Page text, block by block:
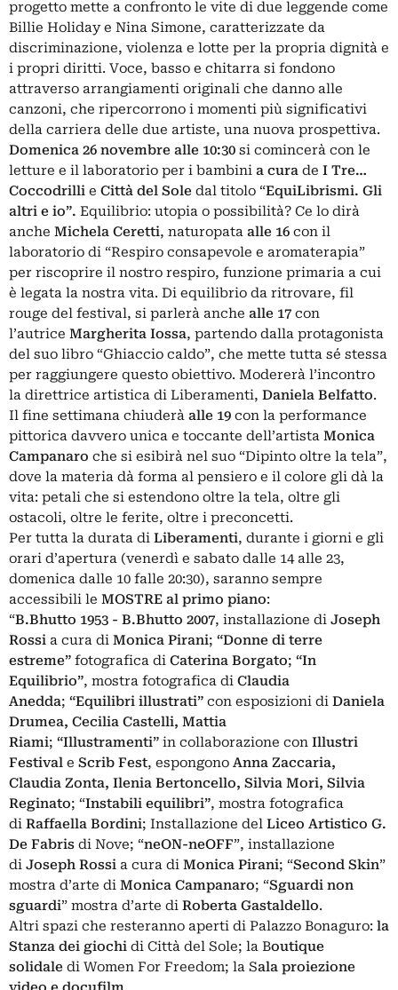
progetto mette a confronto le vite di due leggende come
Billie Holiday e Nina Simone, caratterizzate da
discriminazione, violenza e lotte per la propria dignità e
i propri diritti. Voce, basso e chitarra si fondono
attraverso arrangiamenti originali che danno alle
canzoni, che ripercorrono i momenti più significativi
della carriera delle due artiste, una nuova prospettiva.
Domenica 26 novembre alle 10:30 si comincerà con le
letture e il laboratorio per i bambini a cura de I Tre…
Coccodrilli e Città del Sole dal titolo “EquiLibrismi. Gli
altri e io”. Equilibrio: utopia o possibilità? Ce lo dirà
anche Michela Ceretti, naturopata alle 16 con il
laboratorio di “Respiro consapevole e aromaterapia”
per riscoprire il nostro respiro, funzione primaria a cui
è legata la nostra vita. Di equilibrio da ritrovare, fil
rouge del festival, si parlerà anche alle 17 con
l’autrice Margherita Iossa, partendo dalla protagonista
del suo libro “Ghiaccio caldo”, che mette tutta sé stessa
per raggiungere questo obiettivo. Modererà l’incontro
la direttrice artistica di Liberamenti, Daniela Belfatto.
Il fine settimana chiuderà alle 19 con la performance
pittorica davvero unica e toccante dell’artista Monica
Campanaro che si esibirà nel suo “Dipinto oltre la tela”,
dove la materia dà forma al pensiero e il colore gli dà la
vita: petali che si estendono oltre la tela, oltre gli
ostacoli, oltre le ferite, oltre i preconcetti.
Per tutta la durata di Liberamenti, durante i giorni e gli
orari d’apertura (venerdì e sabato dalle 14 alle 23,
domenica dalle 10 falle 20:30), saranno sempre
accessibili le MOSTRE al primo piano:
“B.Bhutto 1953 - B.Bhutto 2007, installazione di Joseph
Rossi a cura di Monica Pirani; “Donne di terre
estreme” fotografica di Caterina Borgato; “In
Equilibrio”, mostra fotografica di Claudia
Anedda; “Equilibri illustrati” con esposizioni di Daniela
Drumea, Cecilia Castelli, Mattia
Riami; “Illustramenti” in collaborazione con Illustri
Festival e Scrib Fest, espongono Anna Zaccaria,
Claudia Zonta, Ilenia Bertoncello, Silvia Mori, Silvia
Reginato; “Instabili equilibri”, mostra fotografica
di Raffaella Bordini; Installazione del Liceo Artistico G.
De Fabris di Nove; “neON-neOFF”, installazione
di Joseph Rossi a cura di Monica Pirani; “Second Skin”
mostra d’arte di Monica Campanaro; “Sguardi non
sguardi” mostra d’arte di Roberta Gastaldello.
Altri spazi che resteranno aperti di Palazzo Bonaguro: la
Stanza dei giochi di Città del Sole; la Boutique
solidale di Women For Freedom; la Sala proiezione